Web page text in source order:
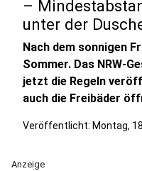
–
unter der
Nach dem sonnigen
Sommer. Das NRW-
jetzt die Regeln
auch die Freibäder
Veröffentlicht: Montag,
Anzeige